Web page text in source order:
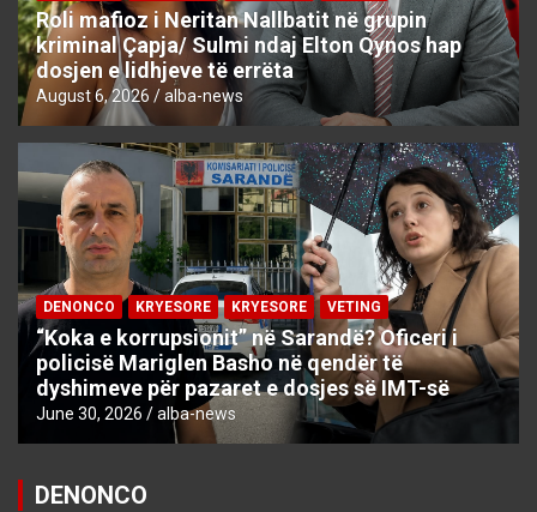
Roli mafioz i Neritan Nallbatit në grupin
kriminal Çapja/ Sulmi ndaj Elton Qynos hap
dosjen e lidhjeve të errëta
August 6, 2026 alba-news
DENONCO KRYESORE KRYESORE VETING
“Koka e korrupsionit” në Sarandë? Oficeri i
policisë Mariglen Basho në qendër të
dyshimeve për pazaret e dosjes së IMT-së
June 30, 2026 alba-news
DENONCO